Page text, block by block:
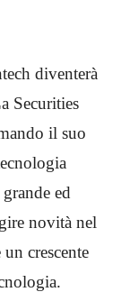
diventerà
Securities
il suo
ed
novità nel
crescente